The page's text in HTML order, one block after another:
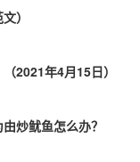
）
2021年4月15日）
炒鱿鱼怎么办？